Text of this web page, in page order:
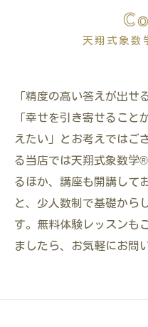
天翔式象数
「精度の高い答えが出せ
「幸せを引き寄せること
えたい」とお考えではご
る当店では天翔式象数学
るほか、講座も開講して
と、少人数制で基礎から
す。無料体験レッスンも
ましたら、お気軽にお問